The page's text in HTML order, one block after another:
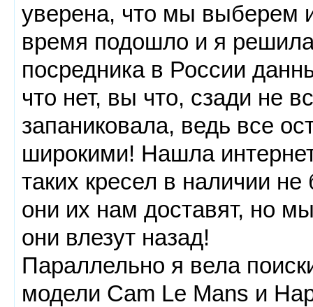
уверена, что мы выберем
время подошло и я
посредника в России
что нет, вы что, сзади не
запаниковала, ведь все
широкими! Нашла
таких кресел в наличии
они их нам доставят, но
они влезут назад!
Параллельно я вела
модели Cam Le Mans и